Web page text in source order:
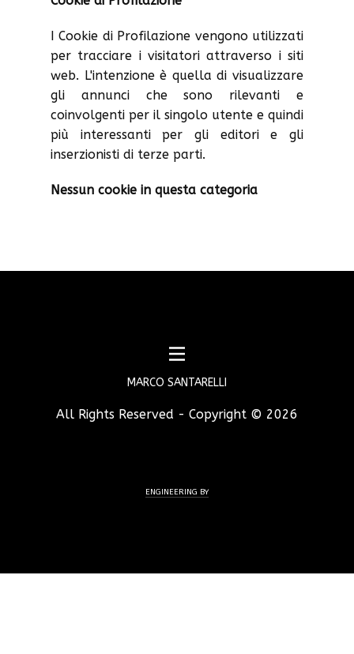
I Cookie di Profilazione vengono utilizzati
per tracciare i visitatori attraverso i siti
web. L'intenzione è quella di visualizzare
gli annunci che sono rilevanti e
coinvolgenti per il singolo utente e quindi
più interessanti per gli editori e gli
inserzionisti di terze parti.
Nessun cookie in questa categoria
MARCO SANTARELLI
All Rights Reserved - Copyright © 2026
ENGINEERING BY